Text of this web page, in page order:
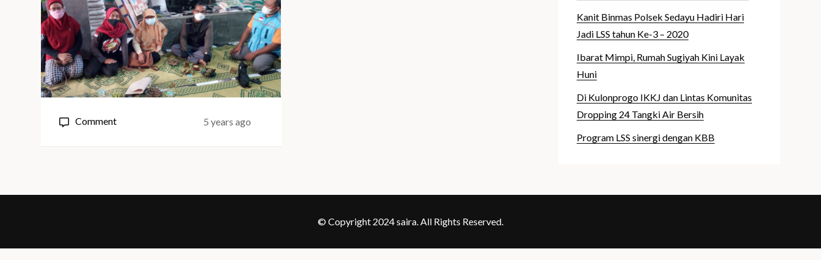
Commenton
5 years ago
Kanit Binmas Polsek Sedayu Hadiri Hari
Jadi LSS tahun Ke-3 – 2020
Ibarat Mimpi, Rumah Sugiyah Kini Layak
Huni
Di Kulonprogo IKKJ dan Lintas Komunitas
Dropping 24 Tangki Air Bersih
Program LSS sinergi dengan KBB
© Copyright 2024 saira. All Rights Reserved.